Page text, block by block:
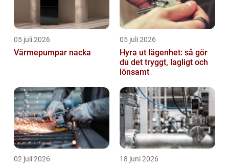
05 juli 2026
Värmepumpar nacka
05 juli 2026
Hyra ut lägenhet: så gör
du det tryggt, lagligt och
lönsamt
02 juli 2026 18 juni 2026